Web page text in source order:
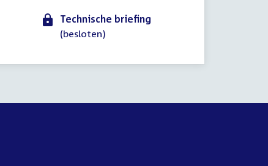
Technische briefing
(besloten)